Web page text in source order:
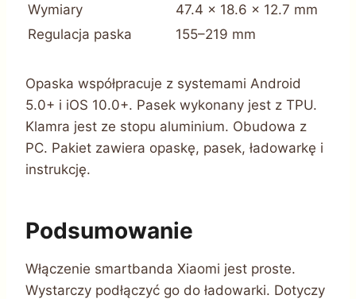
Wymiary
47.4 x 18.6 x 12.7 mm
Regulacja paska
155–219 mm
Opaska współpracuje z systemami Android
5.0+ i iOS 10.0+. Pasek wykonany jest z TPU.
Klamra jest ze stopu aluminium. Obudowa z
PC. Pakiet zawiera opaskę, pasek, ładowarkę i
instrukcję.
Podsumowanie
Włączenie smartbanda Xiaomi jest proste.
Wystarczy podłączyć go do ładowarki. Dotyczy